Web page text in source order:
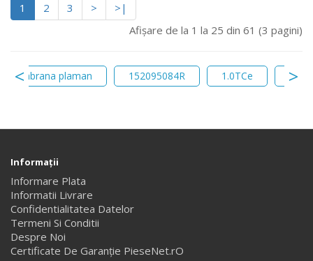
1 2 3 >
>|
Afişare de la 1 la 25 din 61 (3 pagini)
membrana plaman 152095084R 1.0TCe
Informaţii
Informare Plata
Informatii Livrare
Confidentialitatea Datelor
Termeni Si Conditii
Despre Noi
Certificate De Garanție PieseNet.rO